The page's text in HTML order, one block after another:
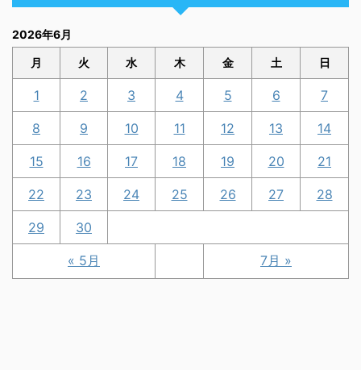
2026年6月
月 火 水 木 金 土 日
« 5月 7月 »
1 2 3 4 5 6 7
8 9 10 11 12 13 14
15 16 17 18 19 20 21
22 23 24 25 26 27 28
29 30